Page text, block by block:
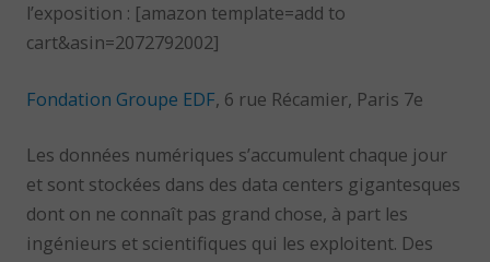
l’exposition : [amazon template=add to
cart&asin=2072792002]
Fondation Groupe EDF, 6 rue Récamier, Paris 7e
Les données numériques s’accumulent chaque jour
et sont stockées dans des data centers gigantesques
dont on ne connaît pas grand chose, à part les
ingénieurs et scientifiques qui les exploitent. Des